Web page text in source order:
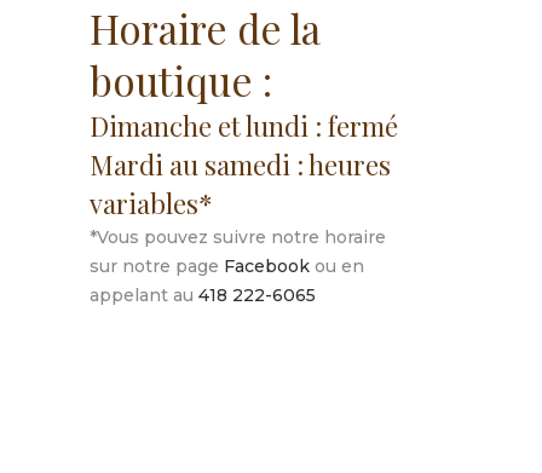
Horaire de la
boutique :
Dimanche et lundi : fermé
Mardi au samedi : heures
variables*
*Vous pouvez suivre notre horaire
sur notre page Facebook ou en
appelant au 418 222-6065